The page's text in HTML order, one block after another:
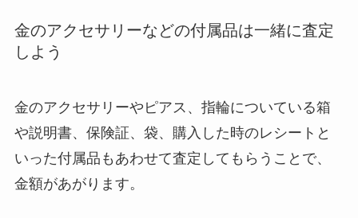
金のアクセサリーなどの付属品は一緒に査定
しよう
金のアクセサリーやピアス、指輪についている箱
や説明書、保険証、袋、購入した時のレシートと
いった付属品もあわせて査定してもらうことで、
金額があがります。